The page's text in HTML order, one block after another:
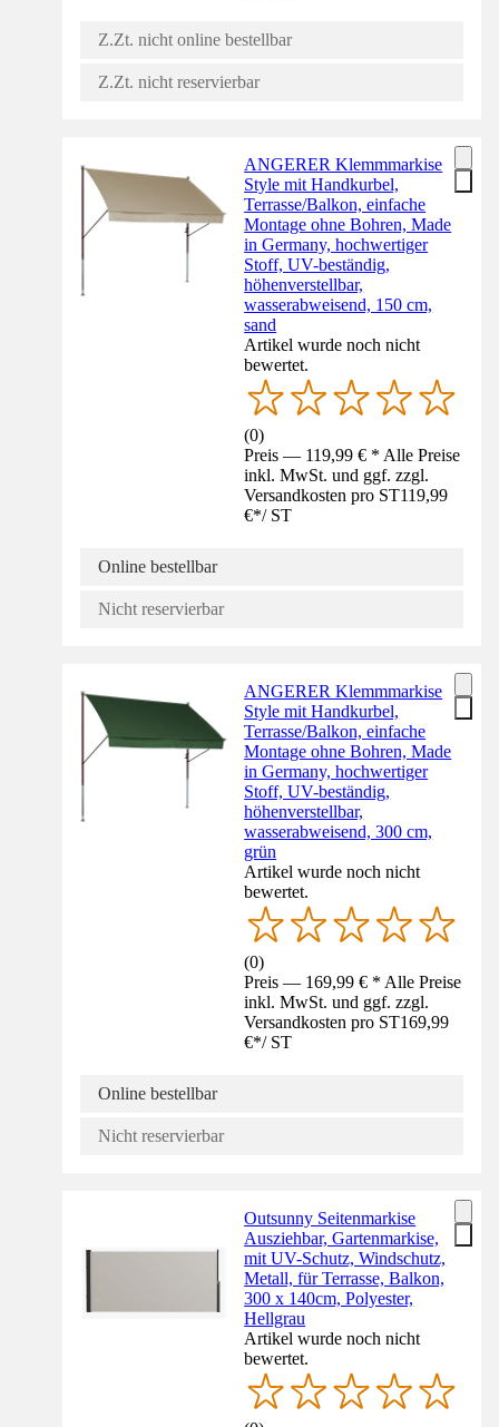
Z.Zt. nicht online bestellbar
Z.Zt. nicht reservierbar
ANGERER Klemmmarkise
Style mit Handkurbel,
Terrasse/Balkon, einfache
Montage ohne Bohren, Made
in Germany, hochwertiger
Stoff, UV-beständig,
höhenverstellbar,
wasserabweisend, 150 cm,
sand
Artikel wurde noch nicht
bewertet.
(0)
Preis — 119,99 € * Alle Preise
inkl. MwSt. und ggf. zzgl.
Versandkosten pro ST119,99
€*/ ST
Online bestellbar
Nicht reservierbar
ANGERER Klemmmarkise
Style mit Handkurbel,
Terrasse/Balkon, einfache
Montage ohne Bohren, Made
in Germany, hochwertiger
Stoff, UV-beständig,
höhenverstellbar,
wasserabweisend, 300 cm,
grün
Artikel wurde noch nicht
bewertet.
(0)
Preis — 169,99 € * Alle Preise
inkl. MwSt. und ggf. zzgl.
Versandkosten pro ST169,99
€*/ ST
Online bestellbar
Nicht reservierbar
Outsunny Seitenmarkise
Ausziehbar, Gartenmarkise,
mit UV-Schutz, Windschutz,
Metall, für Terrasse, Balkon,
300 x 140cm, Polyester,
Hellgrau
Artikel wurde noch nicht
bewertet.